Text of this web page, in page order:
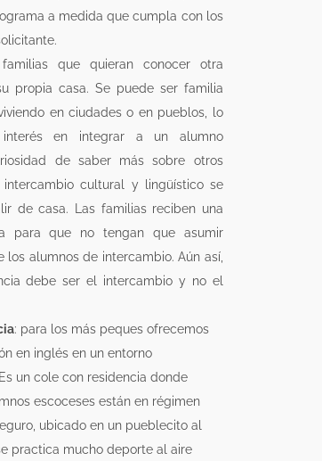
a medida que cumpla con los
que quieran conocer otra
propia casa. Se puede ser familia
en ciudades o en pueblos, lo
en integrar a un alumno
de saber más sobre otros
cultural y lingüístico se
de casa. Las familias reciben una
para que no tengan que asumir
alumnos de intercambio. Aún así,
debe ser el intercambio y no el
: para los más peques ofrecemos
en inglés en un entorno
un cole con residencia donde
escoceses están en régimen
ubicado en un pueblecito al
practica mucho deporte al aire